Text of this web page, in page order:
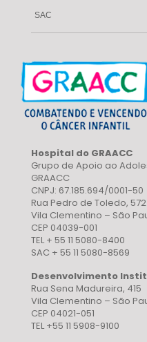
SAC
Hospital do GRAACC
Grupo de Apoio ao
GRAACC
CNPJ: 67.185.694/0001-50
Rua Pedro de Toledo, 572
Vila Clementino – São
CEP 04039-001
TEL + 55 11 5080-8400
SAC + 55 11 5080-8569
Desenvolvimento
Rua Sena Madureira, 415
Vila Clementino – São
CEP 04021-051
TEL +55 11 5908-9100